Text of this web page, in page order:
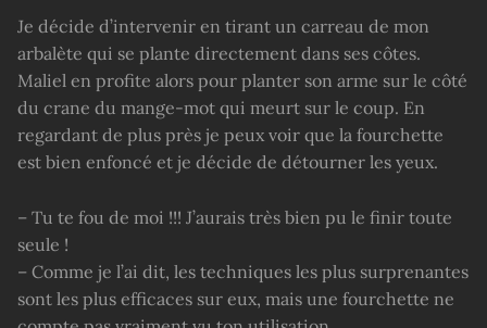
Je décide d’intervenir en tirant un carreau de mon
arbalète qui se plante directement dans ses côtes.
Maliel en profite alors pour planter son arme sur le côté
du crane du mange-mot qui meurt sur le coup. En
regardant de plus près je peux voir que la fourchette
est bien enfoncé et je décide de détourner les yeux.
– Tu te fou de moi !!! J’aurais très bien pu le finir toute
seule !
– Comme je l’ai dit, les techniques les plus surprenantes
sont les plus efficaces sur eux, mais une fourchette ne